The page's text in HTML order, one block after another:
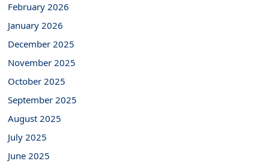
February 2026
January 2026
December 2025
November 2025
October 2025
September 2025
August 2025
July 2025
June 2025